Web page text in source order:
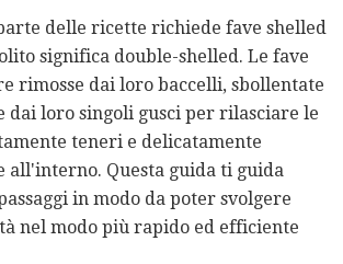
delle ricette richiede fave shelled
significa double-shelled. Le fave
rimosse dai loro baccelli, sbollentate
dai loro singoli gusci per rilasciare le
teneri e delicatamente
all'interno. Questa guida ti guida
in modo da poter svolgere
nel modo più rapido ed efficiente